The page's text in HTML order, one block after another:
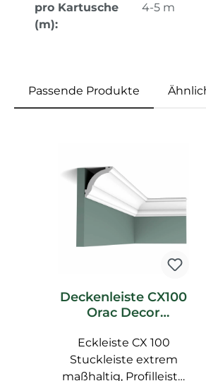
pro Kartusche
(m):
4-5 m
Passende Produkte
Deckenleiste CX100
Orac Decor
Eckleiste CX 100
Stuckleiste extrem
maßhaltig, Profilleiste